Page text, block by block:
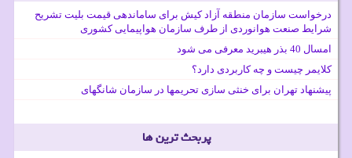
درخواست سازمان منطقه آزاد کیش برای ساماندهی قیمت بلیت تشریح
شرایط صنعت هوانوردی از طرف سازمان هواپیمایی کشوری
امسال 40 بذر هیبرید معرفی می شود
کلایمر چیست و چه کاربردی دارد؟
پیشنهاد تهران برای خنثی سازی تحریمها در سازمان شانگهای
پربحث ترین ها